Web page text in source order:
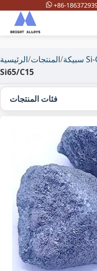
+86-
الرئيسية/المنتجات/
Si65/C15
فئات المنتجات